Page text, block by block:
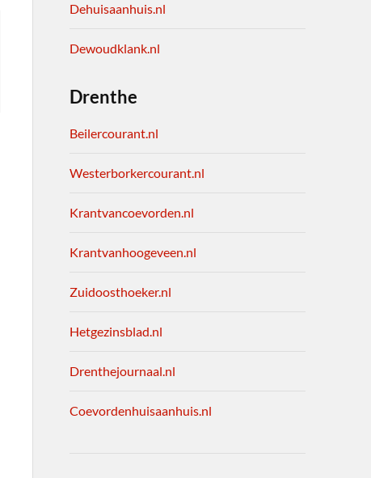
Dehuisaanhuis.nl
Dewoudklank.nl
Drenthe
Beilercourant.nl
Westerborkercourant.nl
Krantvancoevorden.nl
Krantvanhoogeveen.nl
Zuidoosthoeker.nl
Hetgezinsblad.nl
Drenthejournaal.nl
Coevordenhuisaanhuis.nl